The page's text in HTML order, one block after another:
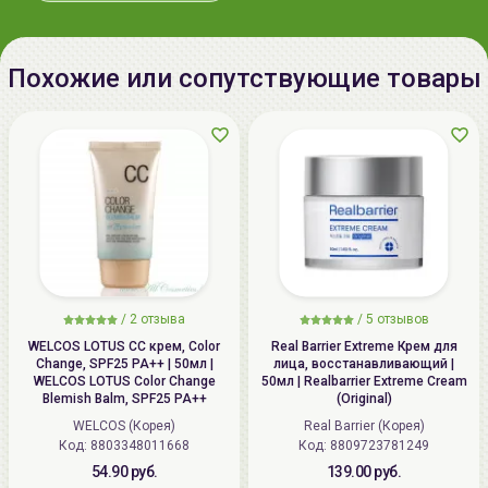
чтобы содержимое полностью смешалось.
2.Средство используется начистуюкожу лица, до
расстояния 20см на все лицо.
возникновении ощущения сухости или стянутости
кожи. Используется поверх
макияжа
. Распылите
средство с расстояния 20см на все лицо.
Наибольшего эффекта можно достичь используя
комплексно средства серии
SUPER AQUA
CAPTURE
от ENPRANI
Похожие или сопутствующие товары
/ 2 отзыва
WELCOS LOTUS СС крем, Color
Change, SPF25 PA++ | 50мл |
WELCOS LOTUS Color Change
Blemish Balm, SPF25 PA++
WELCOS (Корея)
Код: 8803348011668
54.90 руб.
/ 5 отзывов
Real Barrier Extreme Крем для
лица, восстанавливающий |
50мл | Realbarrier Extreme Cream
(Original)
Real Barrier (Корея)
Код: 8809723781249
139.00 руб.